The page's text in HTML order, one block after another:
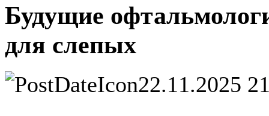
Будущие
для слепых
22.11.2025